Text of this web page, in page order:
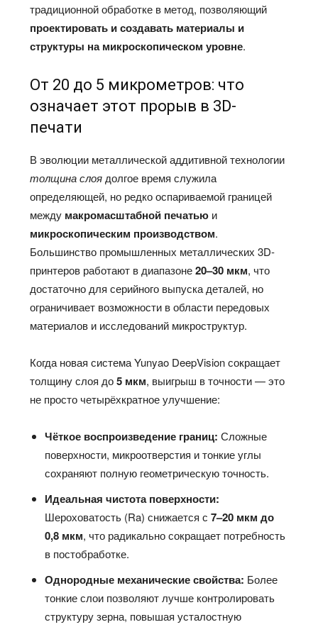
традиционной обработке в метод, позволяющий
проектировать и создавать материалы и
структуры на микроскопическом уровне.
От 20 до 5 микрометров: что
означает этот прорыв в 3D-
печати
В эволюции металлической аддитивной технологии
толщина слоя долгое время служила
определяющей, но редко оспариваемой границей
между макромасштабной печатью и
микроскопическим производством.
Большинство промышленных металлических 3D-
принтеров работают в диапазоне20–30 мкм, что
достаточно для серийного выпуска деталей, но
ограничивает возможности в области передовых
материалов и исследований микроструктур.
Когда новая система Yunyao DeepVision сокращает
толщину слоя до5 мкм, выигрыш в точности — это
не просто четырёхкратное улучшение:
Чёткое воспроизведение границ: Сложные
поверхности, микроотверстия и тонкие углы
сохраняют полную геометрическую точность.
Идеальная чистота поверхности:
Шероховатость (Ra) снижается с7–20 мкм до
0,8 мкм, что радикально сокращает потребность
в постобработке.
Однородные механические свойства: Более
тонкие слои позволяют лучше контролировать
структуру зерна, повышая усталостную